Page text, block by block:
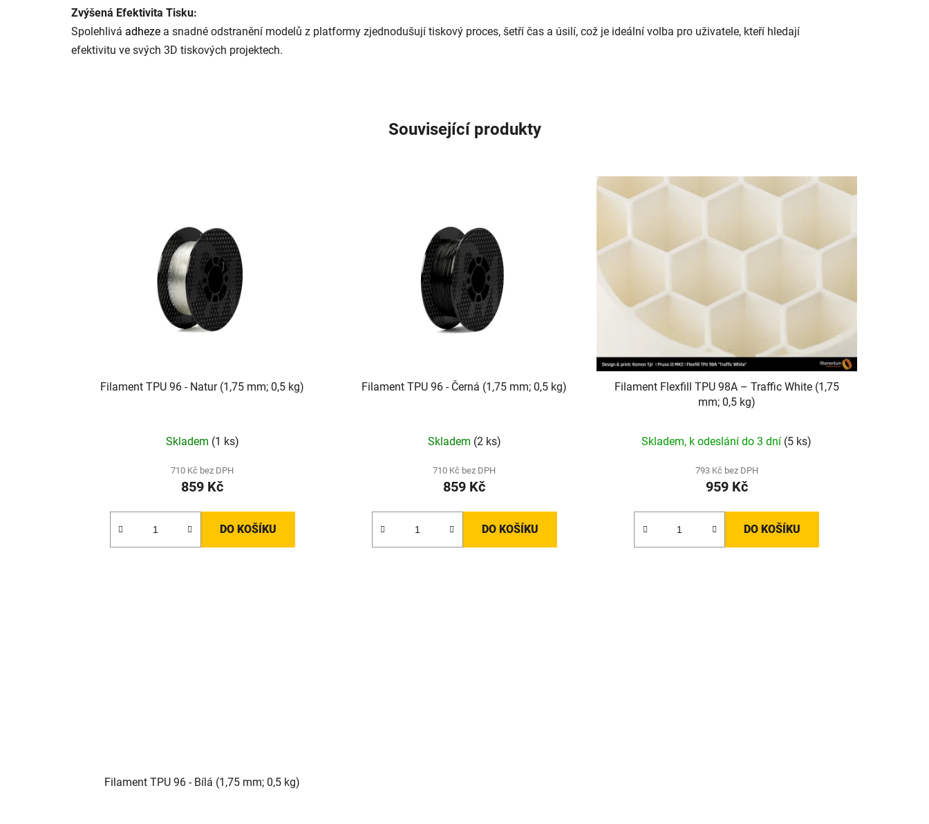
Zvýšená Efektivita Tisku:
Spolehlivá adheze a snadné odstranění modelů z platformy zjednodušují tiskový proces, šetří čas a úsilí, což je ideální volba pro uživatele, kteří hledají
efektivitu ve svých 3D tiskových projektech.
Související produkty
Filament TPU 96 - Natur (1,75 mm; 0,5 kg)
Skladem (1 ks)
710 Kč bez DPH
859 Kč
DO KOŠÍKU
Filament TPU 96 - Černá (1,75 mm; 0,5 kg)
Skladem (2 ks)
710 Kč bez DPH
859 Kč
DO KOŠÍKU
Filament Flexfill TPU 98A – Traffic White (1,75
mm; 0,5 kg)
Skladem, k odeslání do 3 dní (5 ks)
793 Kč bez DPH
959 Kč
DO KOŠÍKU
Filament TPU 96 - Bílá (1,75 mm; 0,5 kg)